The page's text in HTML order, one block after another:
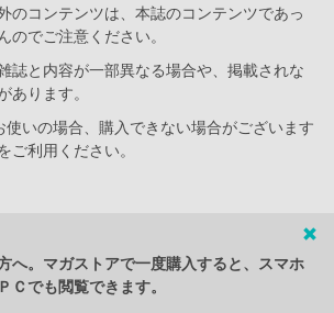
のコンテンツは、本誌のコンテンツであっ
のでご注意ください。
誌と内容が一部異なる場合や、掲載されな
あります。
いの場合、購入できない場合がございます
ご利用ください。
へ。マガストアで一度購入すると、スマホ
Ｃでも閲覧できます。